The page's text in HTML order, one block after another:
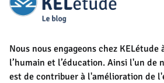
Nous nous engageons chez KELétude
l’humain et l’éducation. Ainsi l'un de
est de contribuer à l'amélioration de